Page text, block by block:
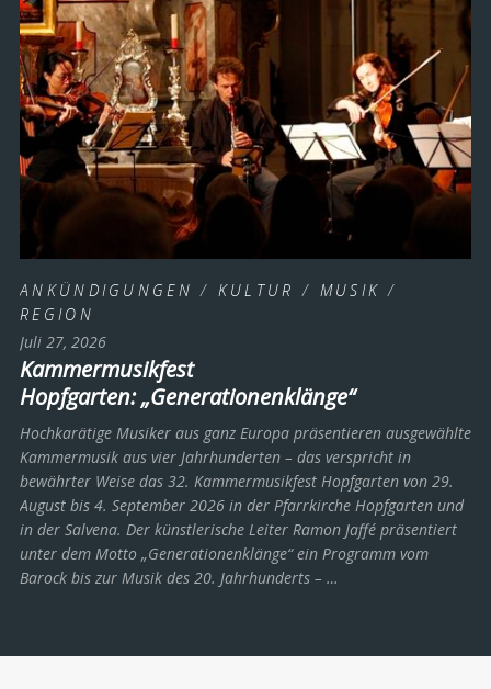
ANKÜNDIGUNGEN / KULTUR / MUSIK /
REGION
Juli 27, 2026
Kammermusikfest
Hopfgarten: „Generationenklänge“
Hochkarätige Musiker aus ganz Europa präsentieren ausgewählte
Kammermusik aus vier Jahrhunderten – das verspricht in
bewährter Weise das 32. Kammermusikfest Hopfgarten von 29.
August bis 4. September 2026 in der Pfarrkirche Hopfgarten und
in der Salvena. Der künstlerische Leiter Ramon Jaffé präsentiert
unter dem Motto „Generationenklänge“ ein Programm vom
Barock bis zur Musik des 20. Jahrhunderts ­– …